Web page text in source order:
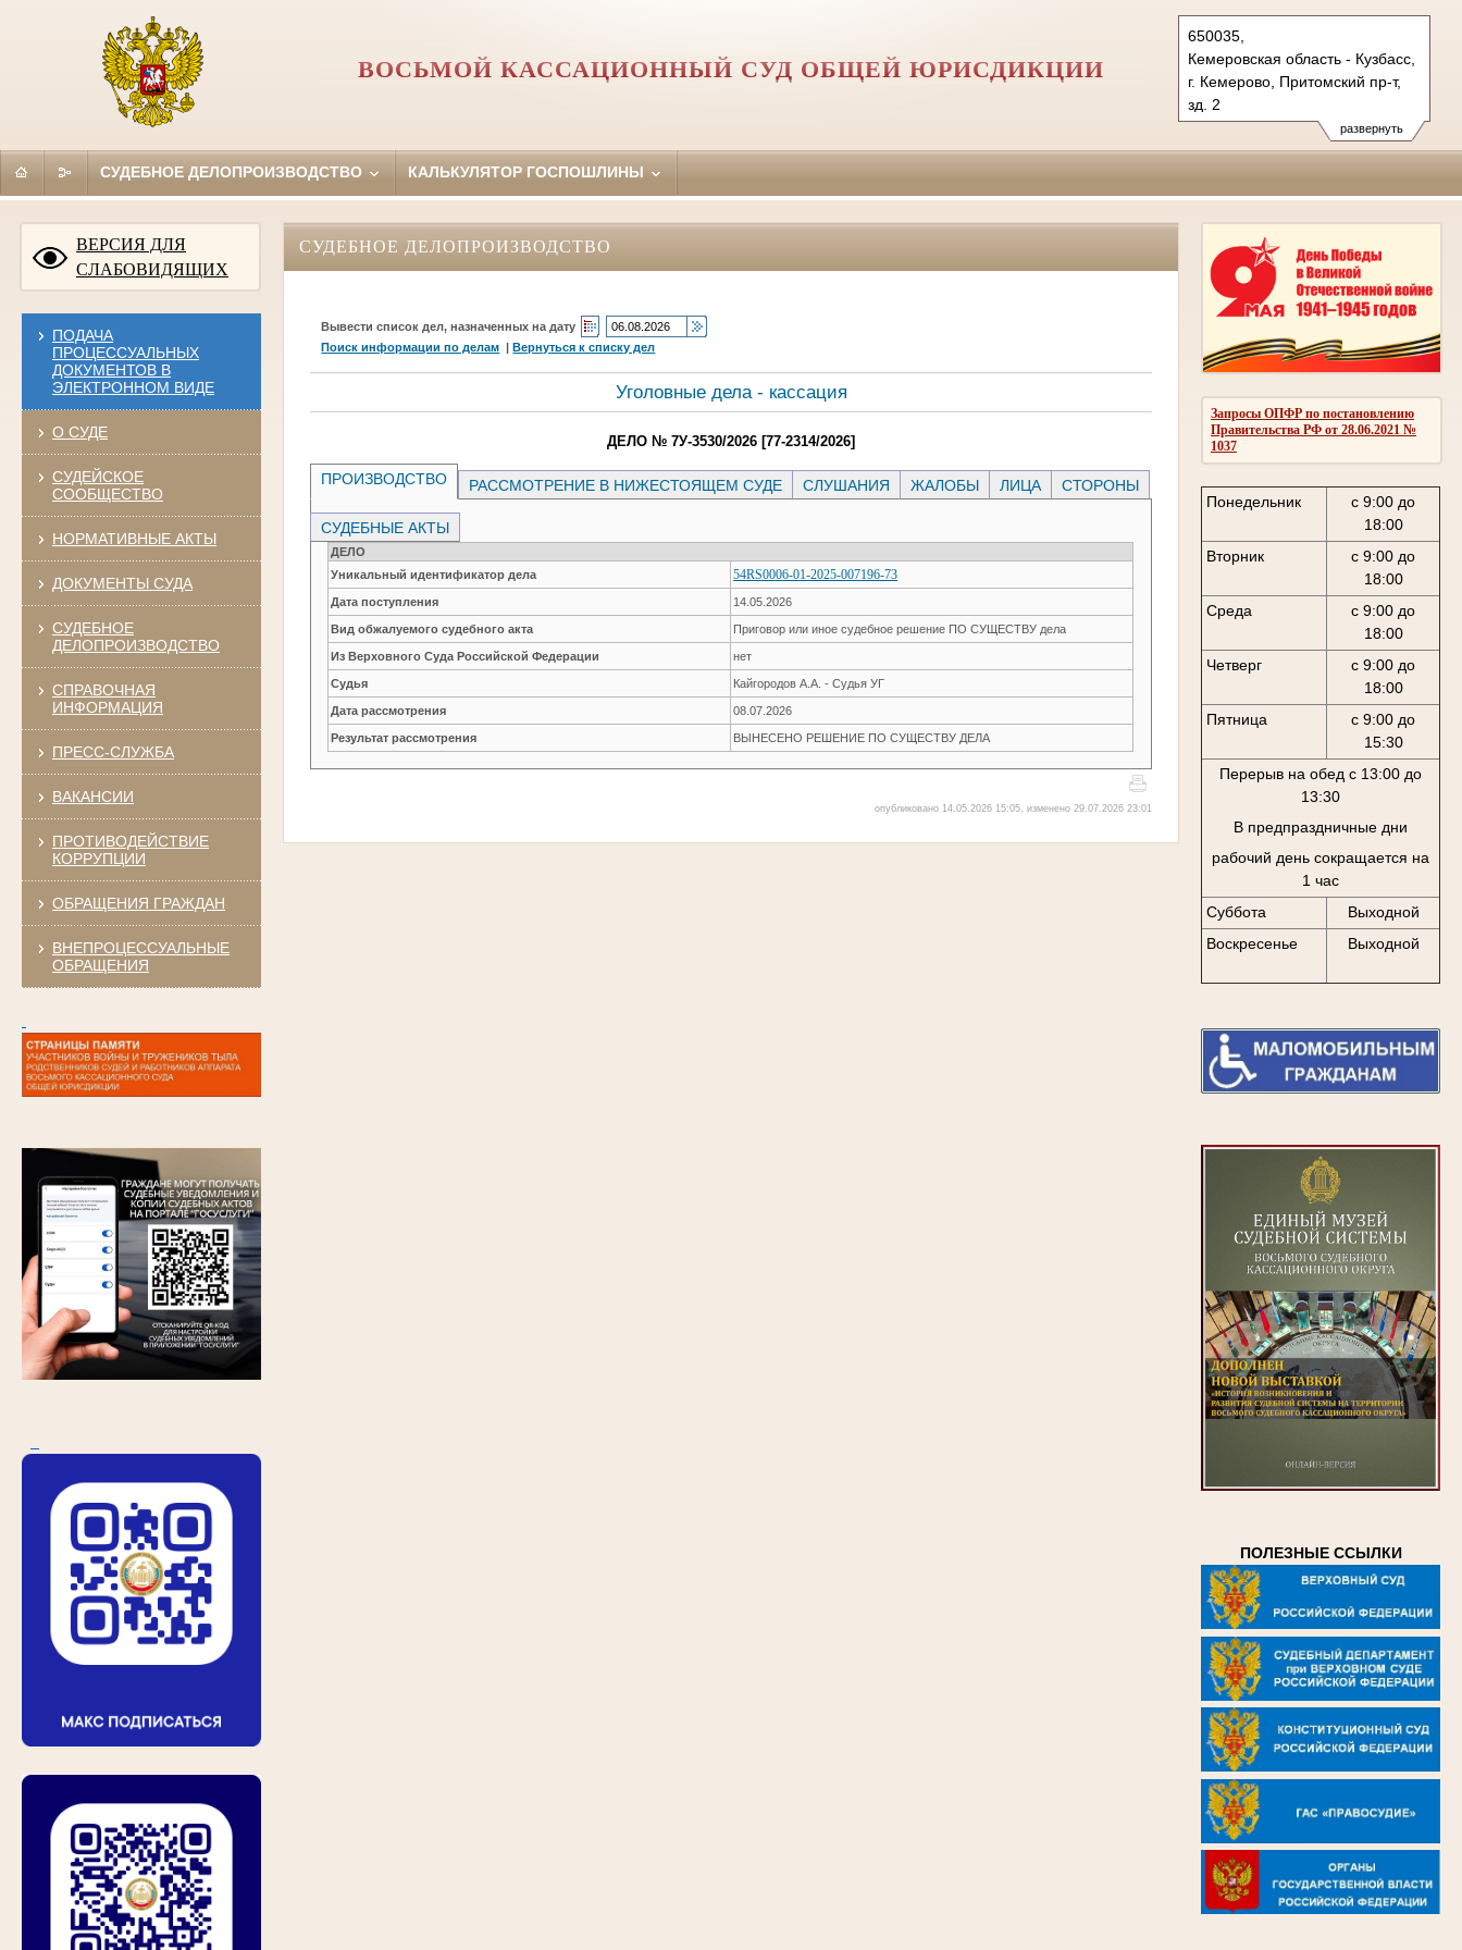
развернуть
650035,
Кемеровская область - Кузбасс,
г. Кемерово, Притомский пр-т,
зд. 2
Тел.: (3842) 71-75-00
71-76-00, 71-75-71
ВОСЬМОЙ КАССАЦИОННЫЙ СУД ОБЩЕЙ ЮРИСДИКЦИИ
СУДЕБНОЕ ДЕЛОПРОИЗВОДСТВО КАЛЬКУЛЯТОР ГОСПОШЛИНЫ
ВЕРСИЯ ДЛЯ
СЛАБОВИДЯЩИХ
ПОДАЧА
ПРОЦЕССУАЛЬНЫХ
ДОКУМЕНТОВ В
ЭЛЕКТРОННОМ ВИДЕ
О СУДЕ
СУДЕЙСКОЕ
СООБЩЕСТВО
НОРМАТИВНЫЕ АКТЫ
ДОКУМЕНТЫ СУДА
СУДЕБНОЕ
ДЕЛОПРОИЗВОДСТВО
СПРАВОЧНАЯ
ИНФОРМАЦИЯ
ПРЕСС-СЛУЖБА
ВАКАНСИИ
ПРОТИВОДЕЙСТВИЕ
КОРРУПЦИИ
ОБРАЩЕНИЯ ГРАЖДАН
ВНЕПРОЦЕССУАЛЬНЫЕ
ОБРАЩЕНИЯ
Запросы ОПФР по постановлению
Правительства РФ от 28.06.2021 №
1037
Понедельник
с 9:00 до
18:00
Вторник
с 9:00 до
18:00
Среда
с 9:00 до
18:00
Четверг
с 9:00 до
18:00
Пятница
с 9:00 до
15:30
Перерыв на обед с 13:00 до
13:30
В предпраздничные дни
рабочий день сокращается на
1 час
Суббота
Выходной
Воскресенье
Выходной
ПОЛЕЗНЫЕ ССЫЛКИ
СУДЕБНОЕ ДЕЛОПРОИЗВОДСТВО
Вывести список дел, назначенных на дату
Поиск информации по делам |Вернуться к списку дел
Уголовные дела - кассация
ДЕЛО № 7У-3530/2026 [77-2314/2026]
ПРОИЗВОДСТВО РАССМОТРЕНИЕ В НИЖЕСТОЯЩЕМ СУДЕ СЛУШАНИЯ ЖАЛОБЫ ЛИЦА СТОРОНЫ
СУДЕБНЫЕ АКТЫ
ДЕЛО
Уникальный идентификатор дела
54RS0006-01-2025-007196-73
Дата поступления 14.05.2026
Вид обжалуемого судебного акта Приговор или иное судебное решение ПО СУЩЕСТВУ дела
Из Верховного Суда Российской Федерации нет
Судья Кайгородов А.А. - Судья УГ
Дата рассмотрения 08.07.2026
Результат рассмотрения ВЫНЕСЕНО РЕШЕНИЕ ПО СУЩЕСТВУ ДЕЛА
опубликовано 14.05.2026 15:05, изменено 29.07.2026 23:01